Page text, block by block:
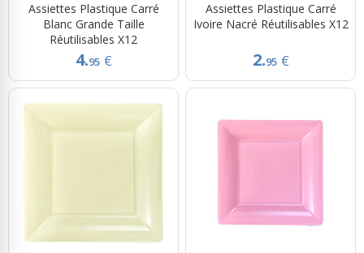
Assiettes Plastique Carré
Blanc Grande Taille
Réutilisables X12
4.95 €
Assiettes Plastique Carré
Ivoire Nacré Réutilisables X12
2.95 €